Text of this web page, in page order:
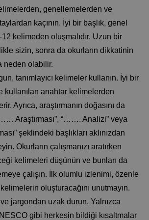
genellemelerden ve
kaçının. İyi bir başlık, genel
kelimeden oluşmalıdır. Uzun bir
sizin, sonra da okurların dikkatinin
neden olabilir.
tanımlayıcı kelimeler kullanın. İyi bir
kullanılan anahtar kelimelerden
Ayrıca, araştırmanın doğasını da
Araştırması”, “……. Analizi” veya
şeklindeki başlıkları aklınızdan
Okurların çalışmanızı aratırken
kelimeleri düşünün ve bunları da
çalışın. İlk olumlu izlenimi, özenle
oluşturacağını unutmayın.
jargondan uzak durun. Yalnızca
gibi herkesin bildiği kısaltmalar